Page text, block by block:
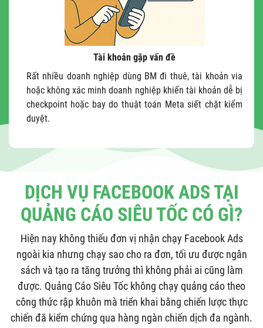
Tài khoản gặp vấn đề
Rất nhiều doanh nghiệp dùng BM đi thuê, tài khoản via
hoặc không xác minh doanh nghiệp khiến tài khoản dễ bị
checkpoint hoặc bay do thuật toán Meta siết chặt kiểm
duyệt.
DỊCH VỤ FACEBOOK ADS TẠI
QUẢNG CÁO SIÊU TỐC CÓ GÌ?
Hiện nay không thiếu đơn vị nhận chạy Facebook Ads
ngoài kia nhưng chạy sao cho ra đơn, tối ưu được ngân
sách và tạo ra tăng trưởng thì không phải ai cũng làm
được. Quảng Cáo Siêu Tốc không chạy quảng cáo theo
công thức rập khuôn mà triển khai bằng chiến lược thực
chiến đã kiểm chứng qua hàng ngàn chiến dịch đa ngành.